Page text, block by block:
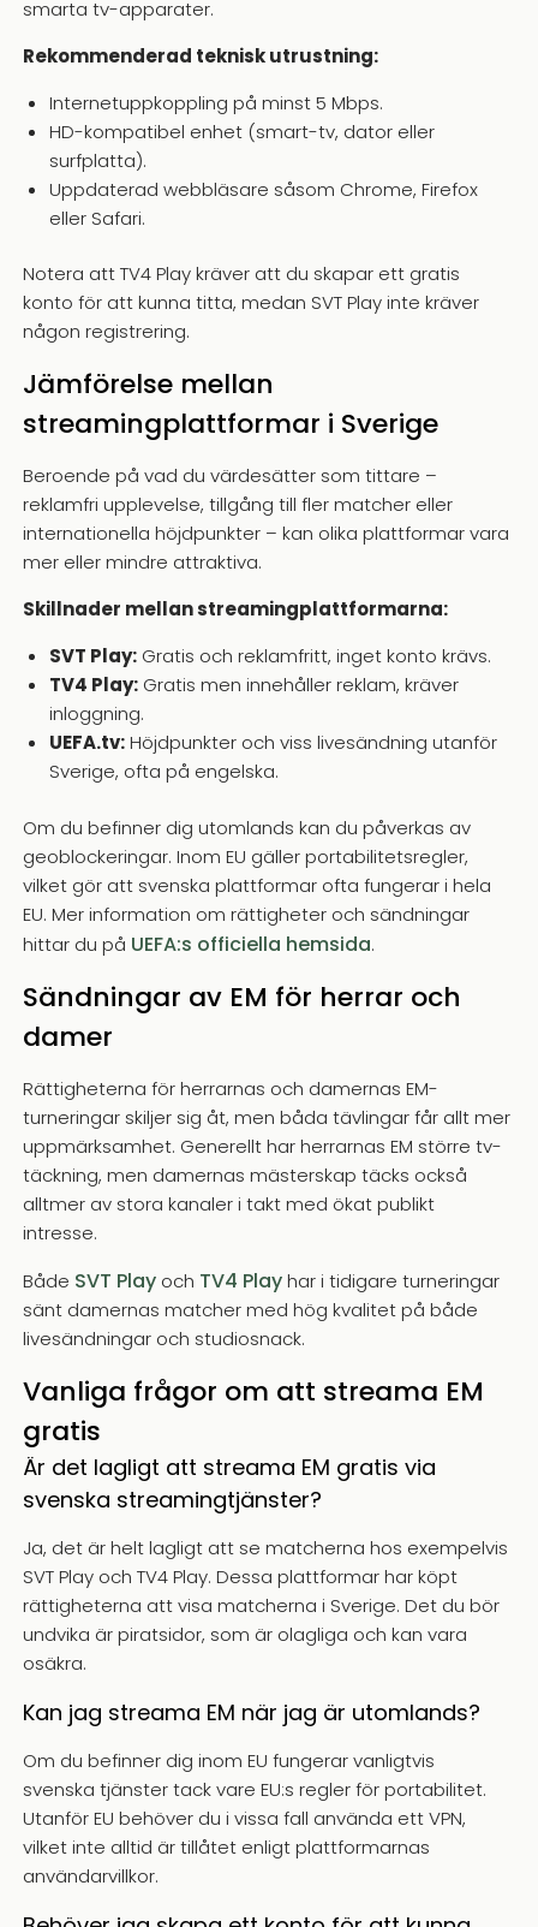
smarta tv-apparater.
Rekommenderad teknisk utrustning:
Internetuppkoppling på minst 5 Mbps.
HD-kompatibel enhet (smart-tv, dator eller
surfplatta).
Uppdaterad webbläsare såsom Chrome, Firefox
eller Safari.
Notera att TV4 Play kräver att du skapar ett gratis
konto för att kunna titta, medan SVT Play inte kräver
någon registrering.
Jämförelse mellan
streamingplattformar i Sverige
Beroende på vad du värdesätter som tittare –
reklamfri upplevelse, tillgång till fler matcher eller
internationella höjdpunkter – kan olika plattformar vara
mer eller mindre attraktiva.
Skillnader mellan streamingplattformarna:
SVT Play: Gratis och reklamfritt, inget konto krävs.
TV4 Play: Gratis men innehåller reklam, kräver
inloggning.
UEFA.tv:Höjdpunkter och viss livesändning utanför
Sverige, ofta på engelska.
Om du befinner dig utomlands kan du påverkas av
geoblockeringar. Inom EU gäller portabilitetsregler,
vilket gör att svenska plattformar ofta fungerar i hela
EU. Mer information om rättigheter och sändningar
hittar du på UEFA:s officiella hemsida.
Sändningar av EM för herrar och
damer
Rättigheterna för herrarnas och damernas EM-
turneringar skiljer sig åt, men båda tävlingar får allt mer
uppmärksamhet. Generellt har herrarnas EM större tv-
täckning, men damernas mästerskap täcks också
alltmer av stora kanaler i takt med ökat publikt
intresse.
Både SVT Playoch TV4 Playhar i tidigare turneringar
sänt damernas matcher med hög kvalitet på både
livesändningar och studiosnack.
Vanliga frågor om att streama EM
gratis
Är det lagligt att streama EM gratis via
svenska streamingtjänster?
Ja, det är helt lagligt att se matcherna hos exempelvis
SVT Play och TV4 Play. Dessa plattformar har köpt
rättigheterna att visa matcherna i Sverige. Det du bör
undvika är piratsidor, som är olagliga och kan vara
osäkra.
Kan jag streama EM när jag är utomlands?
Om du befinner dig inom EU fungerar vanligtvis
svenska tjänster tack vare EU:s regler för portabilitet.
Utanför EU behöver du i vissa fall använda ett VPN,
vilket inte alltid är tillåtet enligt plattformarnas
användarvillkor.